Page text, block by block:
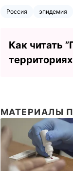
Россия эпидемия
Как читать
территориях
МАТЕРИАЛЫ